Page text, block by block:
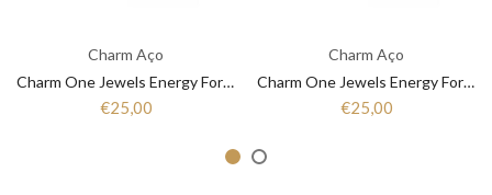
Charm Aço
Charm One Jewels Energy For Life OJEBC050
€25,00
Charm Aço
Charm One Jewels Energy For Life OJEBCL-J
€25,00